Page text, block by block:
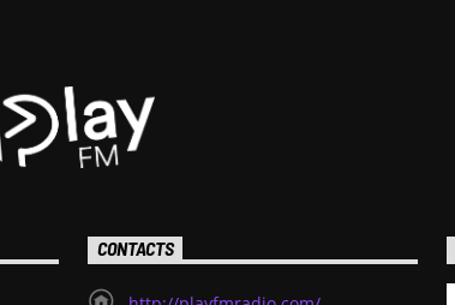
CONTACTS